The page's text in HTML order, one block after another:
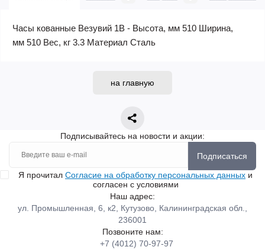
Часы кованные Везувий 1В - Высота, мм 510 Ширина,
мм 510 Вес, кг 3.3 Материал Сталь
на главную
Подписывайтесь на новости и акции:
Подписаться
Я прочитал Согласие на обработку персональных данных и
согласен с условиями
Наш адрес:
ул. Промышленная, 6, к2, Кутузово, Калининградская обл.,
236001
Позвоните нам:
+7 (4012) 70-97-97